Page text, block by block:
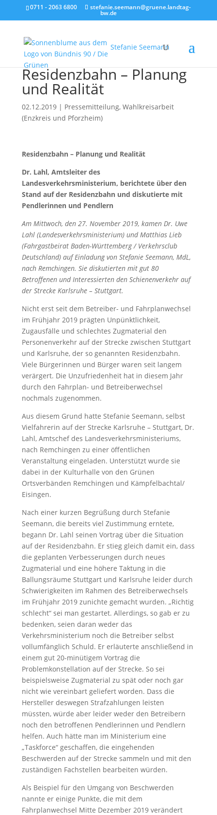
0711 - 2063 6800 stefanie.seemann@gruene.landtag-
bw.de
Stefanie Seemann
Residenzbahn – Planung
und Realität
02.12.2019| Pressemitteilung, Wahlkreisarbeit
(Enzkreis und Pforzheim)
Residenzbahn – Planung und Realität
Dr. Lahl, Amtsleiter des
Landesverkehrsministerium, berichtete über den
Stand auf der Residenzbahn und diskutierte mit
Pendlerinnen und Pendlern
Am Mittwoch, den 27. November 2019, kamen Dr. Uwe
Lahl (Landesverkehrsministerium) und Matthias Lieb
(Fahrgastbeirat Baden-Württemberg / Verkehrsclub
Deutschland) auf Einladung von Stefanie Seemann, MdL,
nach Remchingen. Sie diskutierten mit gut 80
Betroffenen und Interessierten den Schienenverkehr auf
der Strecke Karlsruhe – Stuttgart.
Nicht erst seit dem Betreiber- und Fahrplanwechsel
im Frühjahr 2019 prägten Unpünktlichkeit,
Zugausfälle und schlechtes Zugmaterial den
Personenverkehr auf der Strecke zwischen Stuttgart
und Karlsruhe, der so genannten Residenzbahn.
Viele Bürgerinnen und Bürger waren seit langem
verärgert. Die Unzufriedenheit hat in diesem Jahr
durch den Fahrplan- und Betreiberwechsel
nochmals zugenommen.
Aus diesem Grund hatte Stefanie Seemann, selbst
Vielfahrerin auf der Strecke Karlsruhe – Stuttgart, Dr.
Lahl, Amtschef des Landesverkehrsministeriums,
nach Remchingen zu einer öffentlichen
Veranstaltung eingeladen. Unterstützt wurde sie
dabei in der Kulturhalle von den Grünen
Ortsverbänden Remchingen und Kämpfelbachtal/
Eisingen.
Nach einer kurzen Begrüßung durch Stefanie
Seemann, die bereits viel Zustimmung erntete,
begann Dr. Lahl seinen Vortrag über die Situation
auf der Residenzbahn. Er stieg gleich damit ein, dass
die geplanten Verbesserungen durch neues
Zugmaterial und eine höhere Taktung in die
Ballungsräume Stuttgart und Karlsruhe leider durch
Schwierigkeiten im Rahmen des Betreiberwechsels
im Frühjahr 2019 zunichte gemacht wurden. „Richtig
schlecht“ sei man gestartet. Allerdings, so gab er zu
bedenken, seien daran weder das
Verkehrsministerium noch die Betreiber selbst
vollumfänglich Schuld. Er erläuterte anschließend in
einem gut 20-minütigem Vortrag die
Problemkonstellation auf der Strecke. So sei
beispielsweise Zugmaterial zu spät oder noch gar
nicht wie vereinbart geliefert worden. Dass die
Hersteller deswegen Strafzahlungen leisten
müssten, würde aber leider weder den Betreibern
noch den betroffenen Pendlerinnen und Pendlern
helfen. Auch hätte man im Ministerium eine
„Taskforce“ geschaffen, die eingehenden
Beschwerden auf der Strecke sammeln und mit den
zuständigen Fachstellen bearbeiten würden.
Als Beispiel für den Umgang von Beschwerden
nannte er einige Punkte, die mit dem
Fahrplanwechsel Mitte Dezember 2019 verändert